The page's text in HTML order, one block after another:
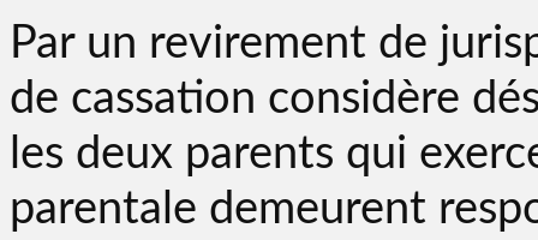
Par un revirement de
de cassation considère
les deux parents qui
parentale demeurent